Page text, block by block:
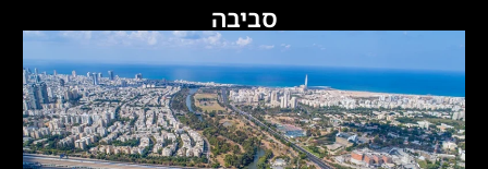
סביבה